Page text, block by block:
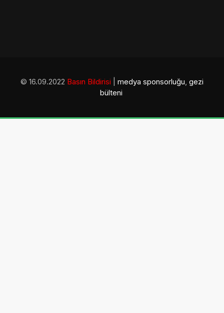
© 16.09.2022 Basın Bildirisi medya sponsorluğu, gezi
bülteni